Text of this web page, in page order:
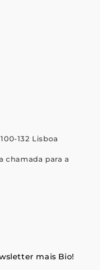
132 Lisboa
chamada para a
mais Bio!